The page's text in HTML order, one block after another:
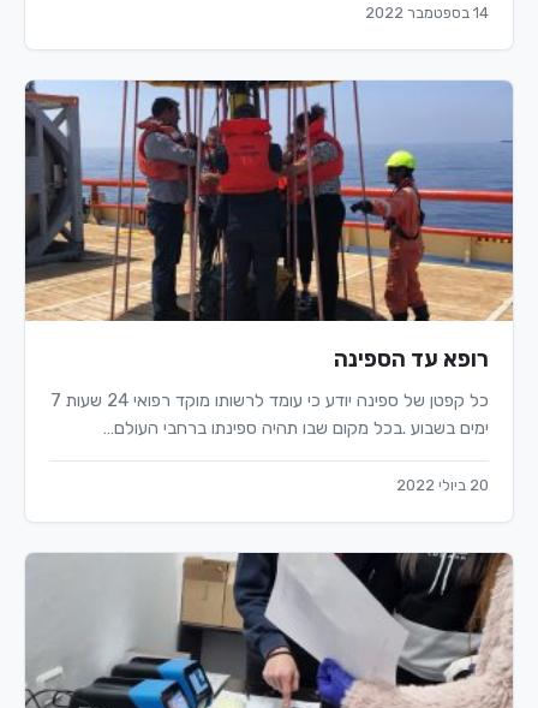
14 בספטמבר 2022
רופא עד הספינה
כל קפטן של ספינה יודע כי עומד לרשותו מוקד רפואי 24 שעות 7
ימים בשבוע .בכל מקום שבו תהיה ספינתו ברחבי העולם…
20 ביולי 2022